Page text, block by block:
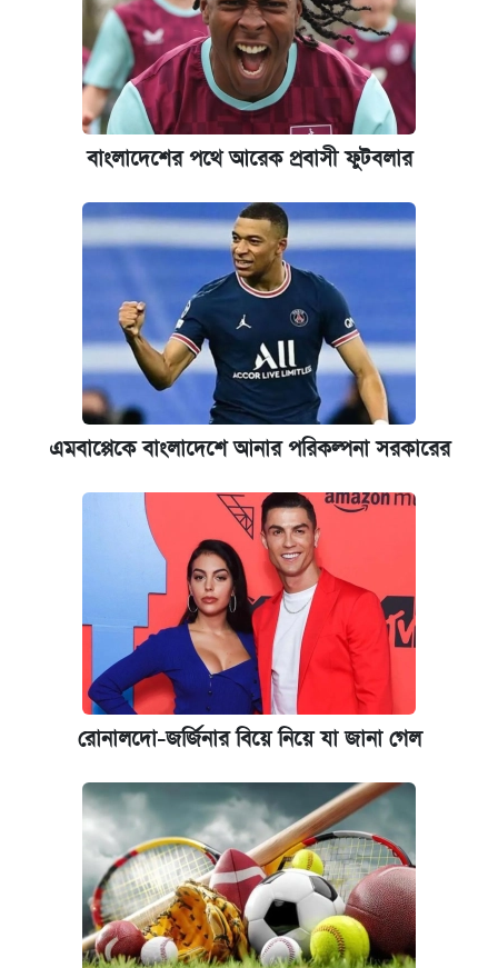
পাঁচ দপ্তরে নতুন সচিব নিয়োগ দিল সরকার
আজকের বাজারে স্বর্ণ-রুপার দাম (৫ আগস্ট)
ঢাবি আইবিএর এক্সিকিউটিভ এমবিএতে ভর্তি শুরু,
প্রতিষ্ঠান প্রধানদের ভাইভা শুরুর নির্দেশ শিক্ষামন্ত্রীর
বাংলাদেশের পথে আরেক প্রবাসী ফুটবলার
এমবাপ্পেকে বাংলাদেশে আনার পরিকল্পনা সরকারের
রোনালদো-জর্জিনার বিয়ে নিয়ে যা জানা গেল